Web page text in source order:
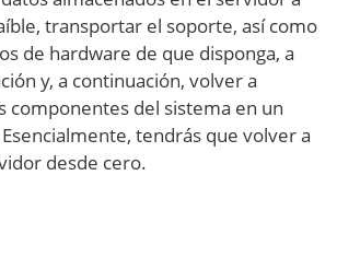
transportar el soporte, así como
de hardware de que disponga, a
y, a continuación, volver a
componentes del sistema en un
tendrás que volver a
desde cero.